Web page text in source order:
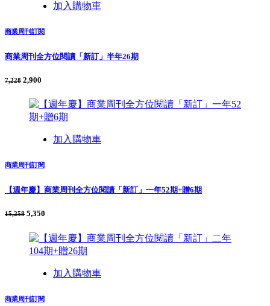
加入購物車
商業周刊訂閱
商業周刊全方位閱讀「新訂」半年26期
7,228 2,900
加入購物車
商業周刊訂閱
【週年慶】商業周刊全方位閱讀「新訂」一年52期+贈6期
15,258 5,350
加入購物車
商業周刊訂閱